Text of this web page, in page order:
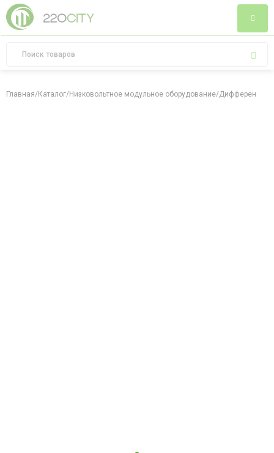
Главная/Каталог/Низковольтное модульное оборудование/